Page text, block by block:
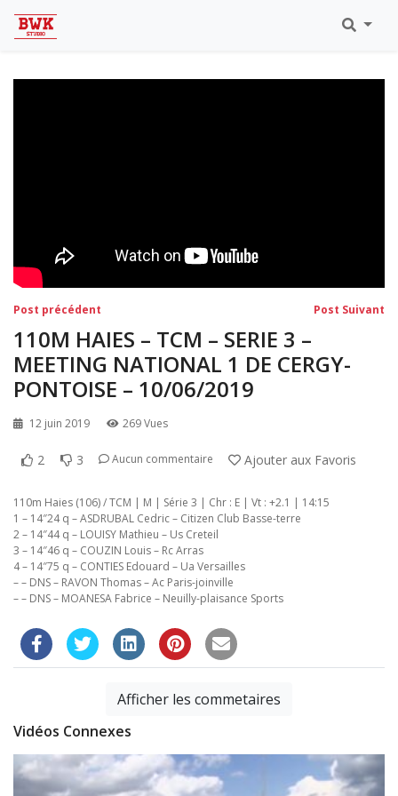
Eaubonne 2019
Navigation
de
l’article
Post précédent Post Suivant
110M HAIES – TCM – SERIE 3 –
MEETING NATIONAL 1 DE CERGY-
PONTOISE – 10/06/2019
12 juin 2019 269 Vues
2 3 Aucun commentaire Ajouter aux Favoris
110m Haies (106) / TCM | M | Série 3 | Chr : E | Vt : +2.1 | 14:15
1 – 14″24 q – ASDRUBAL Cedric – Citizen Club Basse-terre
2 – 14″44 q – LOUISY Mathieu – Us Creteil
3 – 14″46 q – COUZIN Louis – Rc Arras
4 – 14″75 q – CONTIES Edouard – Ua Versailles
– – DNS – RAVON Thomas – Ac Paris-joinville
– – DNS – MOANESA Fabrice – Neuilly-plaisance Sports
Afficher les commetaires
Vidéos Connexes